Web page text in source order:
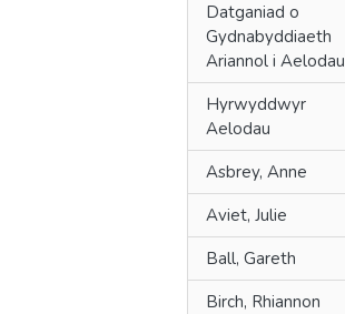
Datganiad o
Gydnabyddiaeth
Ariannol i Aelodau
Hyrwyddwyr
Aelodau
Asbrey, Anne
Aviet, Julie
Ball, Gareth
Birch, Rhiannon